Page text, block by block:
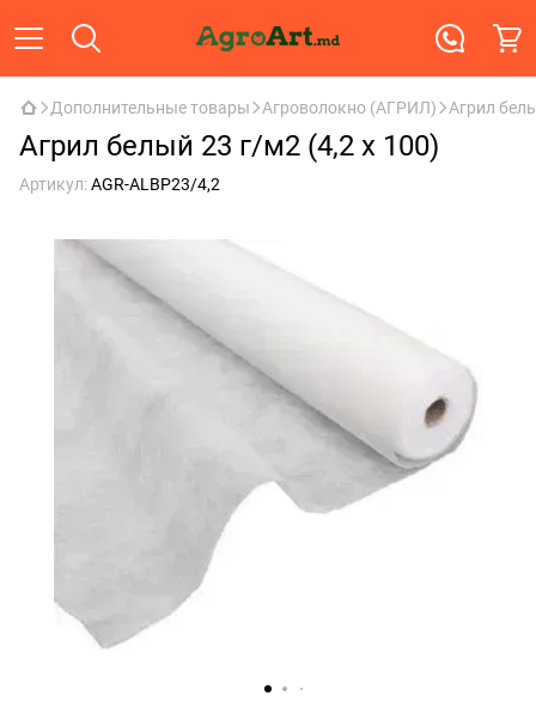
Дополнительные товары Агроволокно (АГРИЛ) Агрил
Агрил белый 23 г/м2 (4,2 x 100)
Артикул:AGR-ALBP23/4,2